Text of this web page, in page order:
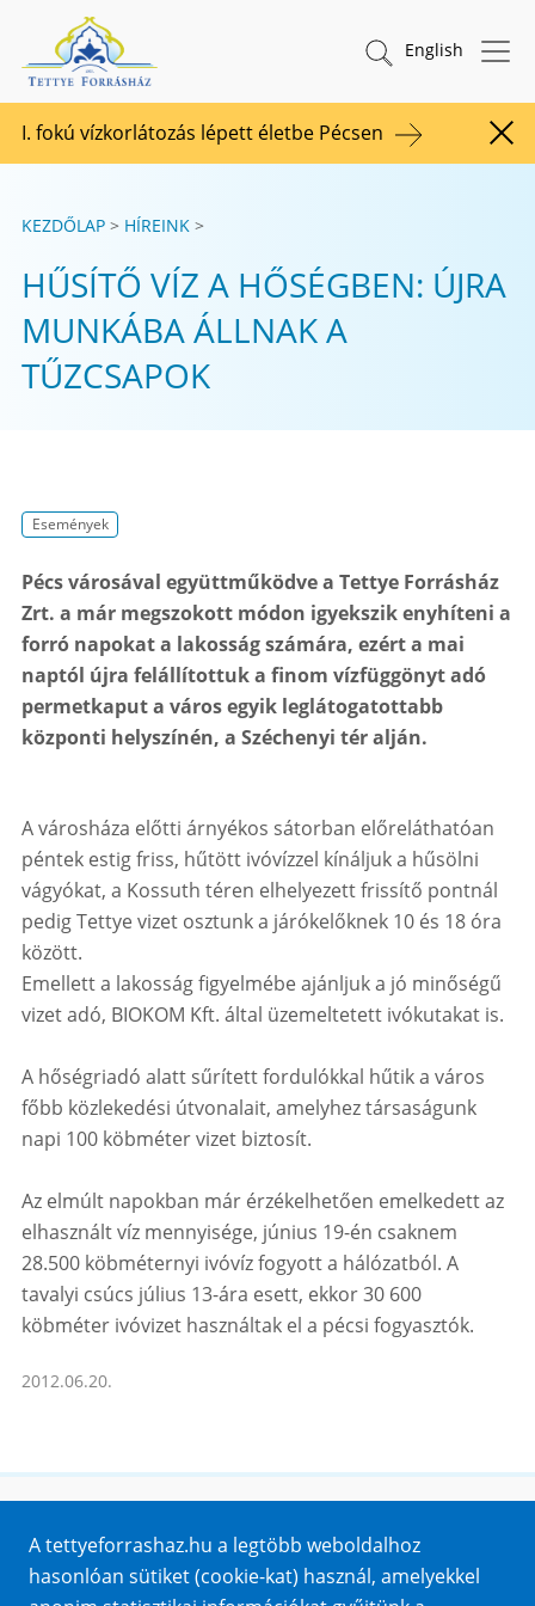
Tovább a tartalomhoz
TETTYE FORRÁSHÁZ Zrt. Keresés indítása
English
I. fokú vízkorlátozás lépett életbe Pécsen
KEZDŐLAP HÍREINK
HŰSÍTŐ VÍZ A HŐSÉGBEN: ÚJRA
MUNKÁBA ÁLLNAK A
TŰZCSAPOK
Események
Pécs városával együttműködve a Tettye Forrásház
Zrt. a már megszokott módon igyekszik enyhíteni a
forró napokat a lakosság számára, ezért a mai
naptól újra felállítottuk a finom vízfüggönyt adó
permetkaput a város egyik leglátogatottabb
központi helyszínén, a Széchenyi tér alján.
A városháza előtti árnyékos sátorban előreláthatóan
péntek estig friss, hűtött ivóvízzel kínáljuk a hűsölni
vágyókat, a Kossuth téren elhelyezett frissítő pontnál
pedig Tettye vizet osztunk a járókelőknek 10 és 18 óra
között.
Emellett a lakosság figyelmébe ajánljuk a jó minőségű
vizet adó, BIOKOM Kft. által üzemeltetett ivókutakat is.
A hőségriadó alatt sűrített fordulókkal hűtik a város
főbb közlekedési útvonalait, amelyhez társaságunk
napi 100 köbméter vizet biztosít.
Az elmúlt napokban már érzékelhetően emelkedett az
elhasznált víz mennyisége, június 19-én csaknem
28.500 köbméternyi ivóvíz fogyott a hálózatból. A
tavalyi csúcs július 13-ára esett, ekkor 30 600
köbméter ivóvizet használtak el a pécsi fogyasztók.
2012.06.20.
Impresszum
Sütik
A tettyeforrashaz.hu a legtöbb weboldalhoz
hasonlóan sütiket (cookie-kat) használ, amelyekkel